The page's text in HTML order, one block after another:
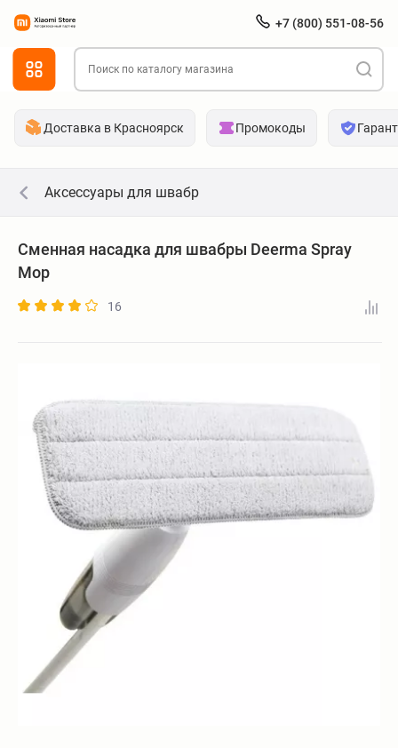
+7 (800) 551-08-56
Доставка в Красноярск Промокоды
Аксессуары для швабр
Сменная насадка для швабры Deerma Spray
Mop
16